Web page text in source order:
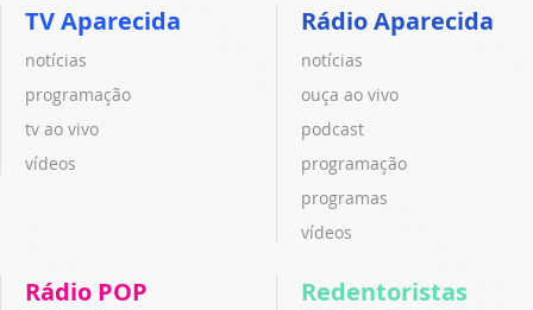
TV Aparecida
notícias
programação
tv ao vivo
vídeos
Rádio Aparecida
notícias
ouça ao vivo
podcast
programação
programas
vídeos
Rádio POP Redentoristas